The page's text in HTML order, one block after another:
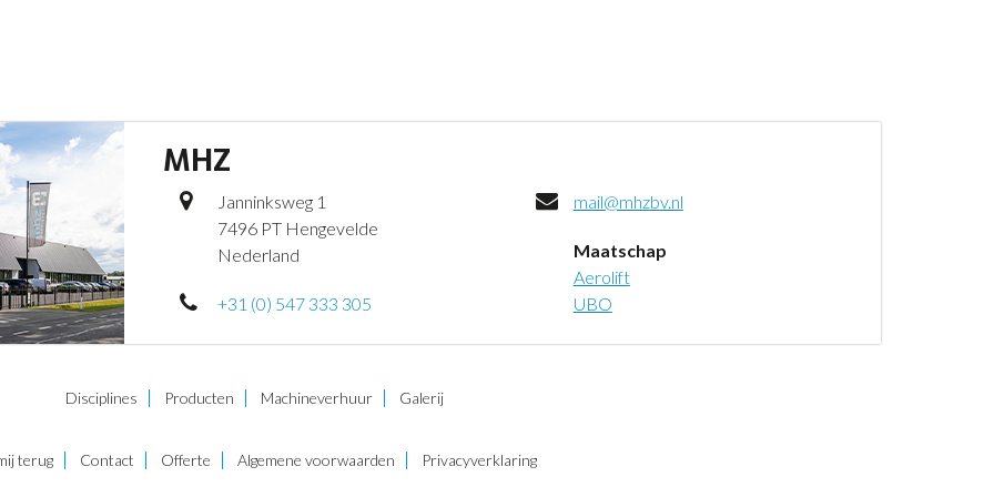
MHZ
Janninksweg 1
7496 PT Hengevelde
Nederland
+31 (0) 547 333 305
mail@mhzbv.nl
Maatschap
Aerolift
UBO
Disciplines Producten Machineverhuur Galerij
terug Contact Offerte Algemene voorwaarden Privacyverklaring